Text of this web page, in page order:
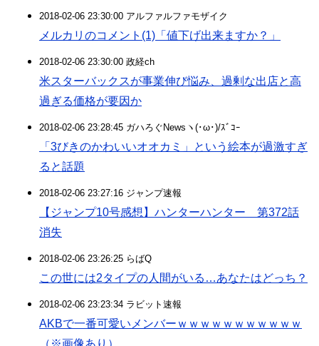
2018-02-06 23:30:00 アルファルファモザイク
メルカリのコメント(1)「値下げ出来ますか？」
2018-02-06 23:30:00 政経ch
米スターバックスが事業伸び悩み、過剰な出店と高
過ぎる価格が要因か
2018-02-06 23:28:45 ガハろぐNewsヽ(･ω･)/ｽﾞｺｰ
「3びきのかわいいオオカミ」という絵本が過激すぎ
ると話題
2018-02-06 23:27:16 ジャンプ速報
【ジャンプ10号感想】ハンターハンター 第372話
消失
2018-02-06 23:26:25 らばQ
この世には2タイプの人間がいる…あなたはどっち？
2018-02-06 23:23:34 ラビット速報
AKBで一番可愛いメンバーｗｗｗｗｗｗｗｗｗｗｗ
（※画像あり）